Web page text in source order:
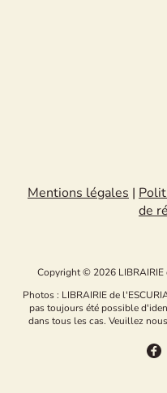
Mentions légales |
de
Copyright © 2026 LIBRAIRIE
Photos : LIBRAIRIE de
pas toujours été possible
dans tous les cas. Veuillez